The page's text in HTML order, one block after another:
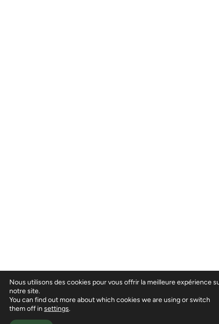
Nous utilisons des cookies pour vous offrir la meilleure expérience
notre site.
You can find out more about which cookies we are using or switch
them off in settings.